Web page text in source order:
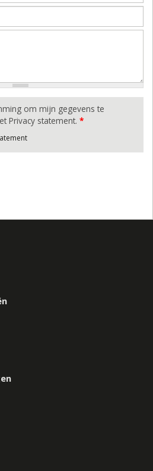
om mijn gegevens te
Privacy statement. *